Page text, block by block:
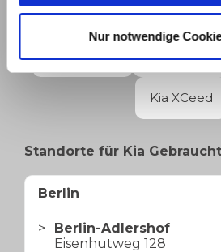
Nur notwendige
Kia PV5 Passenger
Kia Sorento Kia
Kia XCeed
Standorte für Kia
Berlin
Berlin-Adlershof
Eisenhutweg 128